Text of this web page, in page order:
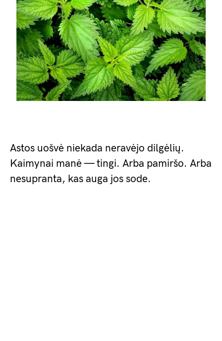
Astos uošvė niekada neravėjo dilgėlių.
Kaimynai manė — tingi. Arba pamiršo. Arba
nesupranta, kas auga jos sode.